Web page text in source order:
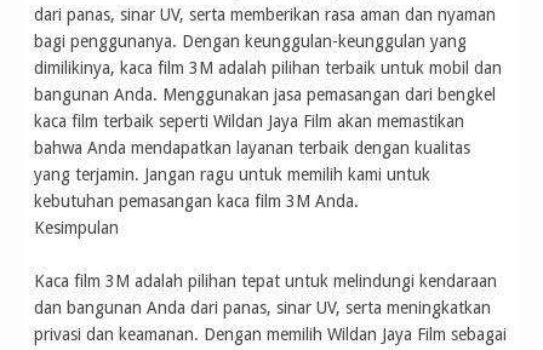
dari panas, sinar UV, serta memberikan rasa aman dan nyaman
bagi penggunanya. Dengan keunggulan-keunggulan yang
dimilikinya, kaca film 3M adalah pilihan terbaik untuk mobil dan
bangunan Anda. Menggunakan jasa pemasangan dari bengkel
kaca film terbaik seperti Wildan Jaya Film akan memastikan
bahwa Anda mendapatkan layanan terbaik dengan kualitas
yang terjamin. Jangan ragu untuk memilih kami untuk
kebutuhan pemasangan kaca film 3M Anda.
Kesimpulan
Kaca film 3M adalah pilihan tepat untuk melindungi kendaraan
dan bangunan Anda dari panas, sinar UV, serta meningkatkan
privasi dan keamanan. Dengan memilih Wildan Jaya Film sebagai